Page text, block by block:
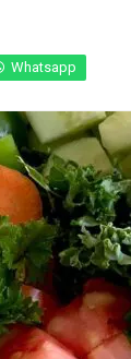
Whatsapp